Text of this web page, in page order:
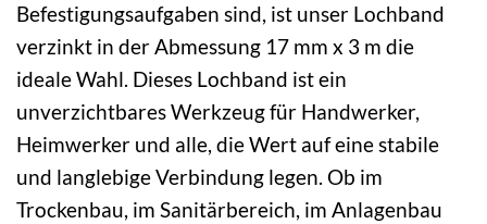
Befestigungsaufgaben sind, ist unser Lochband
verzinkt in der Abmessung 17 mm x 3 m die
ideale Wahl. Dieses Lochband ist ein
unverzichtbares Werkzeug für Handwerker,
Heimwerker und alle, die Wert auf eine stabile
und langlebige Verbindung legen. Ob im
Trockenbau, im Sanitärbereich, im Anlagenbau